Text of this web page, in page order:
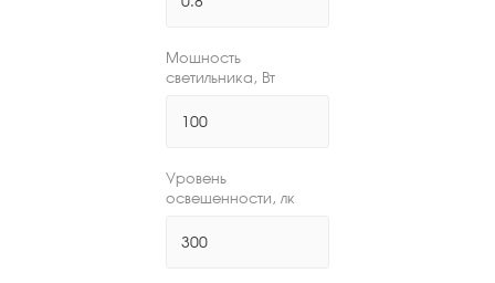
Мощность
светильника, Вт
Уровень
освещенности, лк